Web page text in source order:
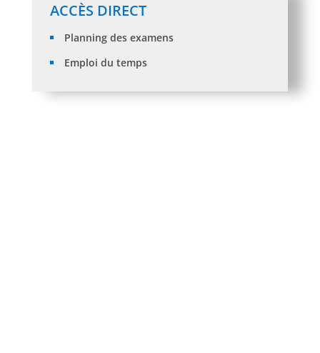
ACCÈS DIRECT
Planning des examens
Emploi du temps